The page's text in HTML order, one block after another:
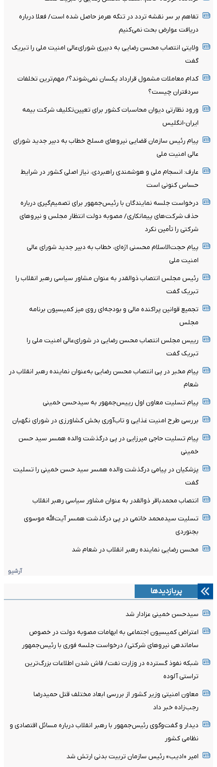
تفاهم بر سر نقشه تردد در تنگه هرمز حاصل شده است/ فعلا درباره
دریافت عوارض بحث نمی‌کنیم
ولایتی انتصاب محسن رضایی به دبیری شورای‌عالی امنیت ملی را تبریک
گفت
کدام معاملات مشمول قرارداد یکسان نمی‌شوند؟/ مهم‌ترین تخلفات
سردفتران چیست؟
ورود نظارتی دیوان محاسبات کشور برای تعیین‌تکلیف شرکت بیمه
ایران-انگلیس
پیام رئیس سازمان قضایی نیرو‌های مسلح خطاب به دبیر جدید شورای
عالی امنیت ملی
عارف: انسجام ملی و هوشمندی راهبردی، نیاز اصلی کشور در شرایط
حساس کنونی است
درخواست جلسه نمایندگان با رئیس‌جمهور برای تصمیم‌گیری درباره
حذف شرکت‌های پیمانکاری/ مصوبه دولت انتظار مجلس و نیروهای
شرکتی را تأمین نکرد
پیام حجت‌الاسلام محسنی اژه‌ای، خطاب به دبیر جدید شورای عالی
امنیت ملی
رئیس مجلس انتصاب ذوالقدر به عنوان مشاور سیاسی رهبر انقلاب را
تبریک گفت
تجمیع قوانین پراکنده مالی و بودجه‌ای روی میز کمیسیون برنامه
مجلس
رییس مجلس انتصاب محسن رضایی در شورای‌عالی امنیت ملی را
تبریک گفت
پیام مخبر در پی انتصاب محسن رضایی به‌عنوان نماینده رهبر انقلاب در
شعام
پیام تسلیت معاون اول رییس‌جمهور به سیدحسن خمینی
بررسی طرح امنیت غذایی و تاب‌آوری بخش کشاورزی در شورای نگهبان
پیام تسلیت حاجی میرزایی در پی درگذشت والده همسر سید حسن
خمینی
پزشکیان در پیامی درگذشت والده همسر سید حسن خمینی را تسلیت
گفت
انتصاب محمدباقر ذوالقدر به عنوان مشاور سیاسی رهبر انقلاب
تسلیت سیدمحمد خاتمی در پی درگذشت همسر آیت‌الله موسوی
بجنوردی
محسن رضایی نماینده رهبر انقلاب در شعام شد
آرشیو
پربازدیدها
سیدحسن خمینی عزادار شد
اعتراض کمیسیون اجتماعی به ابهامات مصوبه دولت در خصوص
ساماندهی نیروهای شرکتی/ درخواست جلسه فوری با رئیس‌جمهور
شبکه نفوذ گسترده در وزارت نفت/ فاش شدن اطلاعات بزرگ‌ترین
تراستی‌ آلوده
معاون امنیتی وزیر کشور از بررسی ابعاد مختلف قتل حمیدرضا
رجب‌زاده خبر داد
دیدار و گفت‌وگوی رئیس‌جمهور با رهبر انقلاب درباره مسائل اقتصادی و
نظامی کشور
امیر «ادیب» رئیس سازمان تربیت بدنی ارتش شد